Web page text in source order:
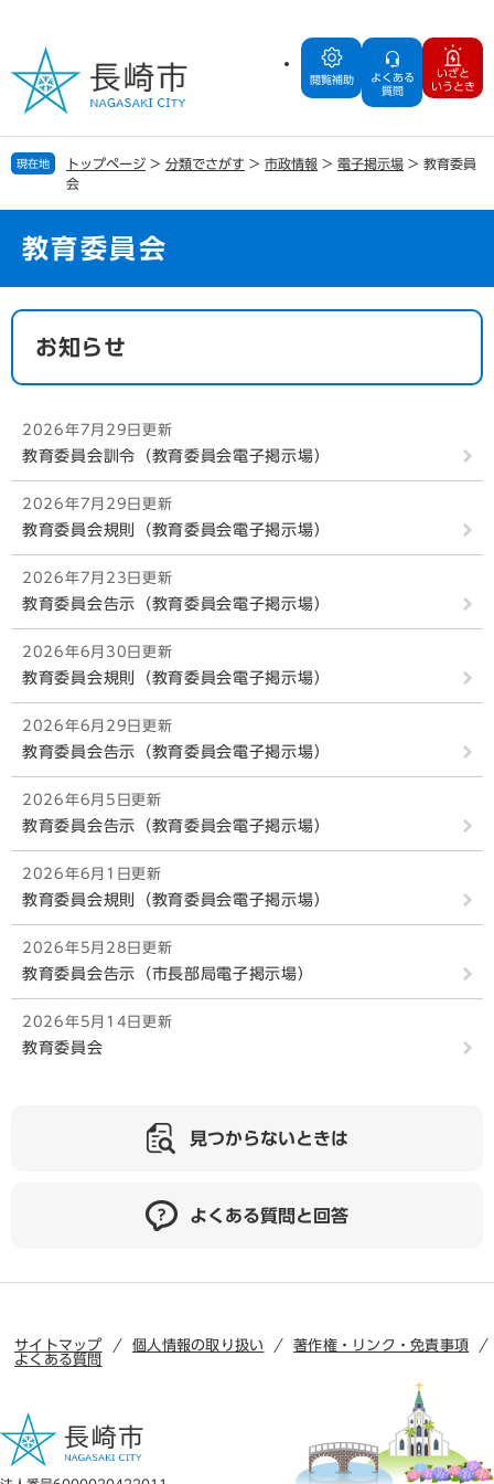
の
で
す
ー
ば
し
閲覧補助
よくある
質問
いざと
いうとき
現在地 トップページ > 分類でさがす > 市政情報 > 電子掲示場 > 教育委員
会
教育委員会
本
お知らせ
2026年7月29日更新
教育委員会訓令（教育委員会電子掲示場）
2026年7月29日更新
教育委員会規則（教育委員会電子掲示場）
2026年7月23日更新
教育委員会告示（教育委員会電子掲示場）
2026年6月30日更新
教育委員会規則（教育委員会電子掲示場）
2026年6月29日更新
教育委員会告示（教育委員会電子掲示場）
2026年6月5日更新
教育委員会告示（教育委員会電子掲示場）
2026年6月1日更新
教育委員会規則（教育委員会電子掲示場）
2026年5月28日更新
教育委員会告示（市長部局電子掲示場）
2026年5月14日更新
教育委員会
見つからないときは
よくある質問と回答
サイトマップ 個人情報の取り扱い
著作権・リンク・免責事項
よくある質問